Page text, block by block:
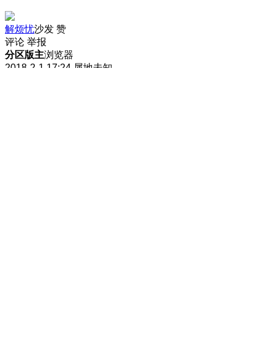
解烦忧沙发 赞
评论 举报
分区版主浏览器
2018-2-1 17:24 属地未知